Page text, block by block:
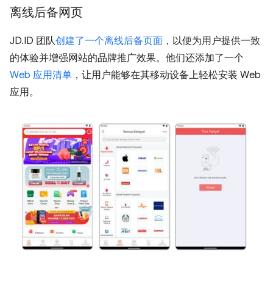
离线后备网页
JD.ID 团队创建了一个离线后备页面 ，以便为用户提供一致
的体验并增强网站的品牌推广效果。他们还添加了一个
Web 应用清单 ，让用户能够在其移动设备上轻松安装 Web
应用。